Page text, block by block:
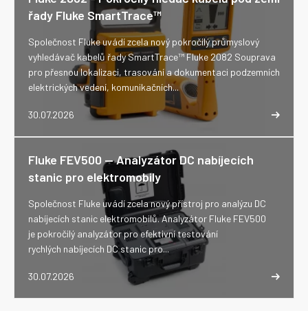
řady Fluke SmartTrace™
30.07.2026
Společnost Fluke uvádí zcela nový pokročilý průmyslový
vyhledávač kabelů řady SmartTrace™ Fluke 2082 Souprava
pro přesnou lokalizaci, trasování a dokumentaci podzemních
elektrických vedení, komunikačních...
Fluke FEV500 -- Analyzátor DC nabíjecích
stanic pro elektromobily
30.07.2026
Společnost Fluke uvádí zcela nový přístroj pro analýzu DC
nabíjecích stanic elektromobilů. Analyzátor Fluke FEV500
je pokročilý analyzátor pro efektivní testování
rychlých nabíjecích DC stanic pro...